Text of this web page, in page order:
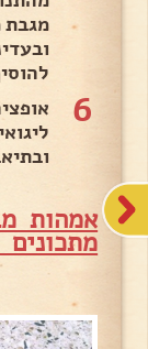
מגבת
6
אמהות
מתכונים